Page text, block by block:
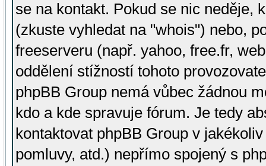
se na kontakt. Pokud se nic neděje,
(zkuste vyhledat na "whois") nebo,
freeserveru (např. yahoo, free.fr,
oddělení stížností tohoto
phpBB Group nemá vůbec žádnou
kdo a kde spravuje fórum. Je tedy
kontaktovat phpBB Group v
pomluvy, atd.) nepřímo spojený s